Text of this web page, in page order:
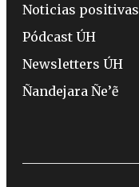
Noticias positivas
Pódcast ÚH
Newsletters ÚH
Ñandejara Ñe’ẽ